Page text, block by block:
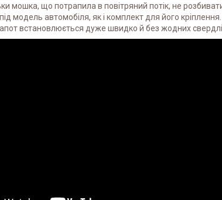
мошка, що потрапила в повітряний потік, не
модель автомобіля, як і комплект для його кріплення.
встановлюється дуже швидко й без жодних